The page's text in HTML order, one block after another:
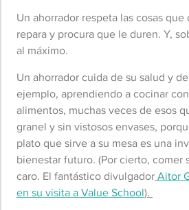
Un ahorrador respeta las cosas
repara y procura que le duren. Y,
al máximo.
Un ahorrador cuida de su salud y
ejemplo, aprendiendo a cocinar
alimentos, muchas veces de esos
granel y sin vistosos envases,
plato que sirve a su mesa es una
bienestar futuro. (Por cierto, comer
caro. El fantástico divulgadorAitor
en su visita a Value School).